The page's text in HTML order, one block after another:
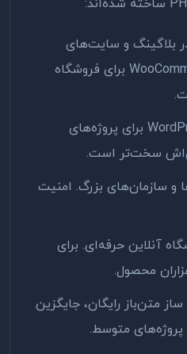
بلاگینگ و سایت‌های
شرکتی. با افزونه WooCommerce برای فروشگاه
قوی‌تر از WordPress برای پروژه‌های
سخت‌تر است.
و سازمان‌های بزرگ. امنیت
آنلاین حرفه‌ای. برای
محصول.
متن‌باز رایگان، جایگزین